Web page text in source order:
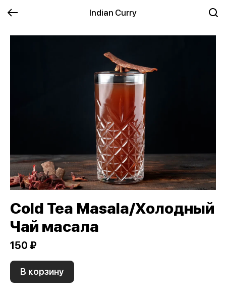
Indian Curry
Cold Tea Masala/Холодный
Чай масала
150 ₽
В корзину